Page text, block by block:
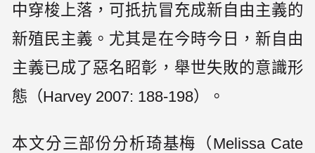
中穿梭上落，可扺抗冒充成新自由主義的
新殖民主義。尤其是在今時今日，新自由
主義已成了惡名眧彰，舉世失敗的意識形
態（Harvey 2007: 188-198）。
本文分三部份分析琦基梅（Melissa Cate